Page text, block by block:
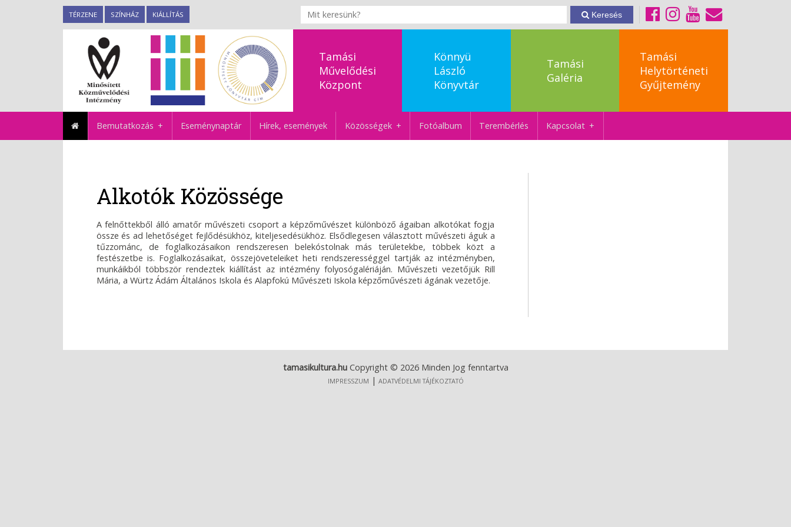
TÉRZENE SZÍNHÁZ KIÁLLÍTÁS Keresés
Tamási
Művelődési
Központ
Könnyü
László
Könyvtár
Tamási
Galéria
Tamási
Helytörténeti
Gyűjtemény
Bemutatkozás Eseménynaptár Hírek, események Közösségek Fotóalbum Terembérlés Kapcsolat
Alkotók Közössége
A felnőttekből álló amatőr művészeti csoport a képzőművészet különböző ágaiban alkotókat fogja
össze és ad lehetőséget fejlődésükhöz, kiteljesedésükhöz. Elsődlegesen választott művészeti águk a
tűzzománc, de foglalkozásaikon rendszeresen belekóstolnak más területekbe, többek közt a
festészetbe is. Foglalkozásaikat, összejöveteleiket heti rendszerességgel tartják az intézményben,
munkáikból többször rendeztek kiállítást az intézmény folyosógalériáján. Művészeti vezetőjük Rill
Mária, a Würtz Ádám Általános Iskola és Alapfokú Művészeti Iskola képzőművészeti ágának vezetője.
tamasikultura.hu Copyright © 2026 Minden Jog fenntartva
IMPRESSZUM | ADATVÉDELMI TÁJÉKOZTATÓ